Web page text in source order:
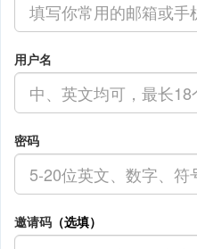
用户名
密码
邀请码 （选填）